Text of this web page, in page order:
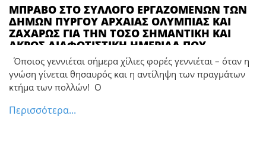
ΜΠΡΑΒΟ ΣΤΟ ΣΥΛΛΟΓΟ ΕΡΓΑΖΟΜΕΝΩΝ ΤΩΝ
ΔΗΜΩΝ ΠΥΡΓΟΥ ΑΡΧΑΙΑΣ ΟΛΥΜΠΙΑΣ ΚΑΙ
ΖΑΧΑΡΩΣ ΓΙΑ ΤΗΝ ΤΟΣΟ ΣΗΜΑΝΤΙΚΗ ΚΑΙ
ΑΚΡΩΣ ΔΙΑΦΩΤΙΣΤΙΚΗ ΗΜΕΡΙΔΑ ΠΟΥ
ΔΙΟΡΓΑΝΩΣΑΝ ΜΕ ΠΕΦΩΤΙΣΜΕΝΟΥΣ ΑΠΟ
ΤΗΝ ΗΛΕΙΑ ΔΙΑΚΕΚΡΙΜΕΝΟΥΣ ΕΠΙΣΤΗΜΟΝΕΣ
ΠΟΥ ΑΝΕΛΥΣΑΝ ΤΗΝ ΠΙΣΩ ΠΛΕΥΡΑ ΤΟΥ
ΦΕΓΓΑΡΙΟΥ ΓΙΑ ΤΟ ΕΡΓΑΣΙΑΚΟ – ΑΣΦΑΛΙΣΤΙΚΟ
ΚΑΙ ΤΟ ΠΕΙΘΑΡΧΙΚΟ ΤΩΝ ΔΗΜΟΣΙΩΝ
ΥΠΑΛΛΗΛΩΝ **** Ο ΑΛΕΞΗΣ ΜΗΤΡΟΠΟΥΛΟΣ
Όποιος γεννιέται σήμερα χίλιες φορές γεννιέται – όταν η
γνώση γίνεται θησαυρός και η αντίληψη των πραγμάτων
κτήμα των πολλών! Ο
Περισσότερα...